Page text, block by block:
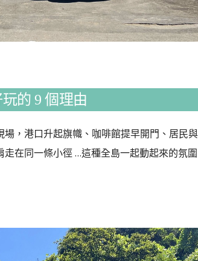
的 9 個理由
，港口升起旗幟、咖啡館提早開門、居民
在同一條小徑 …這種全島一起動起來的氛